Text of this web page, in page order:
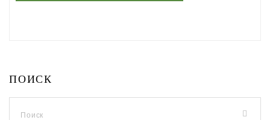
ПОИСК